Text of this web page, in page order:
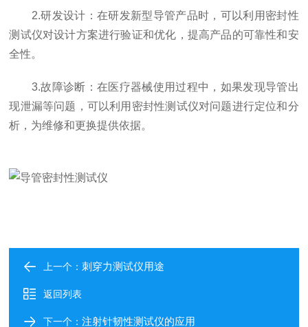
2.研发设计：在研发新型导管产品时，可以利用密封性
测试仪对设计方案进行验证和优化，提高产品的可靠性和安
全性。
3.故障诊断：在医疗器械使用过程中，如果发现导管出
现泄漏等问题，可以利用密封性测试仪对问题进行定位和分
析，为维修和更换提供依据。
上一个：刺穿力测试仪用途
返回列表
下一个：注射针韧性测试仪的应用